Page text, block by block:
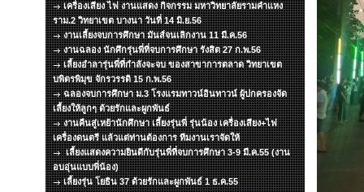
เครื่องเสียง ไฟ งานแสดง กิจกรรม มหาวิทยาลัยรามคำแหง
ราม.2 วิทยาเขต บางนา วันที่ 14 มิ.ย.56
งานเลี้ยงจบการศึกษา มันส์จนเลิกงาน 11 มี.ค.56
งานฉลอง นักศึกรุ่นพี่ที่จบการศึกษา รังสิต 27 ก.พ.56
เลี้ยงอำลารุ่นพี่ที่กำลังจะจบ ของสาขาการตลาด วิทยาเขต
บพิตรพิมุข จักรวรรดิ 15 ก.พ.56
ฉลองจบการศึกษา ม.3 โรงแรมทาวน์อินทาวน์ ผู้ปกครองจัด
เลี้ยงให้ลูกๆ ด้วยรักและผูกพันธ์
งานคืนสู่เหย้านักศึกษา เลี้ยงรุ่นพี่ รุ่นน้อง เครื่องเสียง+ไฟ
เครื่องดนตรี แล้วแต่ท่านต้องการ ทีมงานเราจัดให้
เลี้ยงแสดงความยินดีกับรุ่นพี่ที่จบการศึกษา 3-9 มี.ค.55 (งาน
อบอุ่นแบบพี่น้อง)
เลี้ยงรุ่น โยธิน 37 ด้วยรักและผูกพันธ์ 1 ธ.ค.55